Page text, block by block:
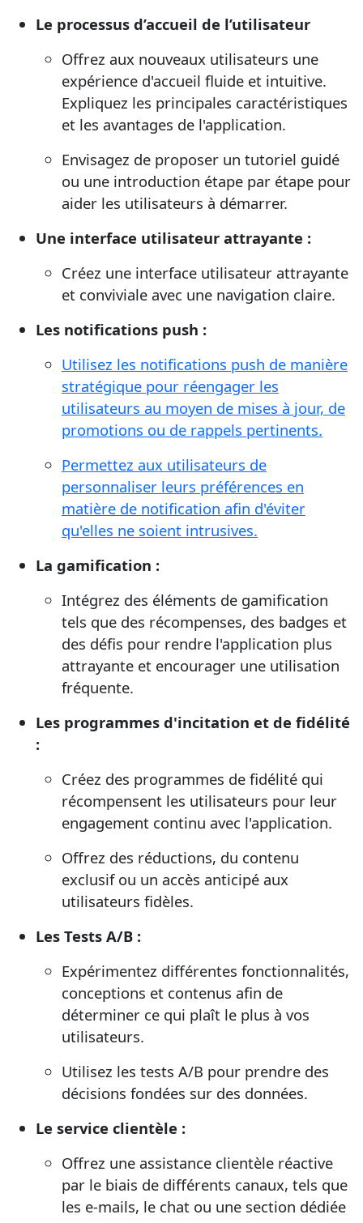
Le processus d’accueil de l’utilisateur
Offrez aux nouveaux utilisateurs une
expérience d'accueil fluide et intuitive.
Expliquez les principales caractéristiques
et les avantages de l'application.
Envisagez de proposer un tutoriel guidé
ou une introduction étape par étape pour
aider les utilisateurs à démarrer.
Une interface utilisateur attrayante :
Créez une interface utilisateur attrayante
et conviviale avec une navigation claire.
Les notifications push :
Utilisez les notifications push de manière
stratégique pour réengager les
utilisateurs au moyen de mises à jour, de
promotions ou de rappels pertinents.
Permettez aux utilisateurs de
personnaliser leurs préférences en
matière de notification afin d'éviter
qu'elles ne soient intrusives.
La gamification :
Intégrez des éléments de gamification
tels que des récompenses, des badges et
des défis pour rendre l'application plus
attrayante et encourager une utilisation
fréquente.
Les programmes d'incitation et de fidélité
:
Créez des programmes de fidélité qui
récompensent les utilisateurs pour leur
engagement continu avec l'application.
Offrez des réductions, du contenu
exclusif ou un accès anticipé aux
utilisateurs fidèles.
Les Tests A/B :
Expérimentez différentes fonctionnalités,
conceptions et contenus afin de
déterminer ce qui plaît le plus à vos
utilisateurs.
Utilisez les tests A/B pour prendre des
décisions fondées sur des données.
Le service clientèle :
Offrez une assistance clientèle réactive
par le biais de différents canaux, tels que
les e-mails, le chat ou une section dédiée